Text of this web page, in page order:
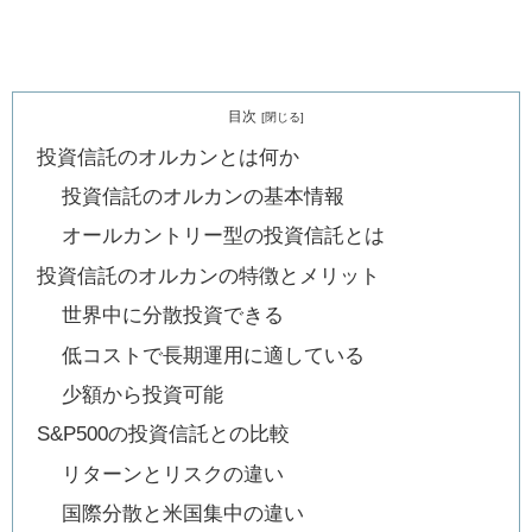
目次
投資信託のオルカンとは何か
投資信託のオルカンの基本情報
オールカントリー型の投資信託とは
投資信託のオルカンの特徴とメリット
世界中に分散投資できる
低コストで長期運用に適している
少額から投資可能
S&P500の投資信託との比較
リターンとリスクの違い
国際分散と米国集中の違い